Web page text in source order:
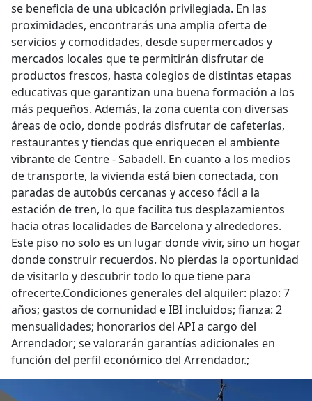
se beneficia de una ubicación privilegiada. En las
proximidades, encontrarás una amplia oferta de
servicios y comodidades, desde supermercados y
mercados locales que te permitirán disfrutar de
productos frescos, hasta colegios de distintas etapas
educativas que garantizan una buena formación a los
más pequeños. Además, la zona cuenta con diversas
áreas de ocio, donde podrás disfrutar de cafeterías,
restaurantes y tiendas que enriquecen el ambiente
vibrante de Centre - Sabadell. En cuanto a los medios
de transporte, la vivienda está bien conectada, con
paradas de autobús cercanas y acceso fácil a la
estación de tren, lo que facilita tus desplazamientos
hacia otras localidades de Barcelona y alrededores.
Este piso no solo es un lugar donde vivir, sino un hogar
donde construir recuerdos. No pierdas la oportunidad
de visitarlo y descubrir todo lo que tiene para
ofrecerte.Condiciones generales del alquiler: plazo: 7
años; gastos de comunidad e IBI incluidos; fianza: 2
mensualidades; honorarios del API a cargo del
Arrendador; se valorarán garantías adicionales en
función del perfil económico del Arrendador.;